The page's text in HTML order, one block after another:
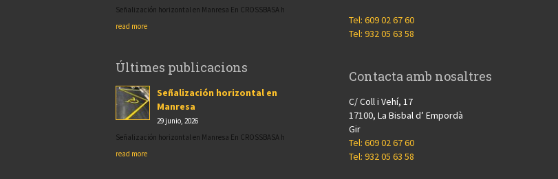
Señalización horizontal en Manresa En CROSSBASA h
read more
Últimes publicacions
Señalización horizontal en
Manresa
29 junio, 2026
Señalización horizontal en Manresa En CROSSBASA h
read more
Tel: 609 02 67 60
Tel: 932 05 63 58
Contacta amb nosaltres
C/ Coll i Vehí, 17
17100, La Bisbal d’ Empordà
Gir
Tel: 609 02 67 60
Tel: 932 05 63 58